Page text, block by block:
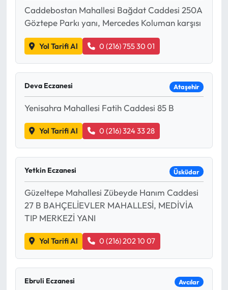
Caddebostan Mahallesi Bağdat Caddesi 250A
Göztepe Parkı yanı, Mercedes Koluman karşısı
Yol Tarifi Al 0 (216) 755 30 01
Deva Eczanesi Ataşehir
Yenisahra Mahallesi Fatih Caddesi 85 B
Yol Tarifi Al 0 (216) 324 33 28
Yetkin Eczanesi Üsküdar
Güzeltepe Mahallesi Zübeyde Hanım Caddesi
27 B BAHÇELİEVLER MAHALLESİ, MEDİVİA
TIP MERKEZİ YANI
Yol Tarifi Al 0 (216) 202 10 07
Ebruli Eczanesi Avcılar